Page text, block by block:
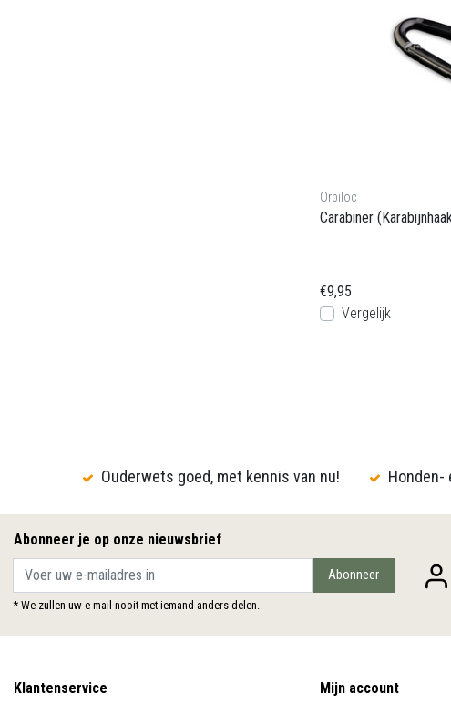
Orbiloc
Carabiner
€9,95
Vergelijk
Ouderwets goed, met kennis van nu! Honden-
Abonneer je op onze nieuwsbrief
Abonneer
* We zullen uw e-mail nooit met iemand anders delen.
Klantenservice Mijn account